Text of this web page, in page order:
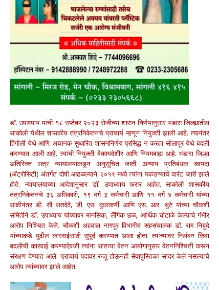
डॉ. उपाध्याय यांची १८ सप्टेंबर २०२३ रोजीच्या शासन निर्णयानुसार भंडारा जिल्ह्यातील
साकोली येथील शासकीय तंत्रनिकेतनचे प्राचार्य म्हणून नियुक्ती झाली आहे. त्यानंतर
हिंगोली येथे आणि अचानक सुधारित शासननिर्णय प्रसिद्ध न करता सोलापूर येथे बदली
करण्यात आली आहे. त्यांची नियुक्ती बेकायदेशीर आणि नियमबाह्य आहे. भंडारा जिल्हा
अतिरिक्त सत्र न्यायालयाकडून अनुसूचित जाती अन्याय प्रतिबंधक कायदा
(ॲट्रोसिटी) अंतर्गत दोषी आढळल्याने २०१९ मध्ये त्यांना पकडण्याचे वारंट जारी झाले
होते. न्यायालयाच्या आदेशानुसार डॉ. उपाध्याय फरार आहेत. साकोली शासकीय
तंत्रनिकेतनचे ३६ अधिकारी, १९ वर्ग ३ कर्मचारी आणि ११ वर्ग ४ कर्मचारी यांच्या
साक्षीनंतर डी. सी सतदेवे, डी. एस. कुलकर्णी आणि एस. आर. थुटे यांच्या चौकशी
समितीने डॉ. उपाध्याय यांच्यावर मानसिक, लैंगिक छळ, आर्थिक घोटाळे केल्याचे गंभीर
आरोप निश्चित केले. चौकशी अहवाल नागपूर विभागीय सहसंचालक डॉ. राम निबुदे
यांच्याकडे पुढील कारवाईसाठी सुपूर्द करण्यात आला होता. त्यांच्यावर निलंबन किंवा
बदलीची कारवाई करण्याऐवजी त्यांना सातव्या वेतन आयोगानुसार वेतननिश्चिती करून
संरक्षण देण्यात आले. प्राचार्य पदावर रुजू होऊनही सेवापुस्तिका सादर केले नसल्याचे
आरोप त्यांच्यावर झाले आहेत.